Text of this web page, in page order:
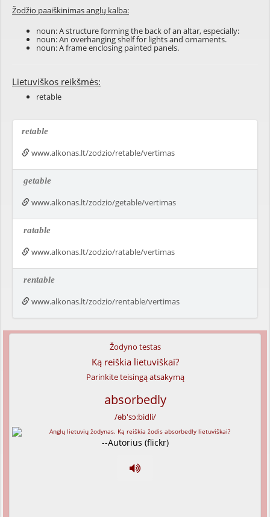
Žodžio paaiškinimas anglų kalba:
noun: A structure forming the back of an altar, especially:
noun: An overhanging shelf for lights and ornaments.
noun: A frame enclosing painted panels.
Lietuviškos reikšmės:
retable
retable
www.alkonas.lt/zodzio/retable/vertimas
getable
www.alkonas.lt/zodzio/getable/vertimas
ratable
www.alkonas.lt/zodzio/ratable/vertimas
rentable
www.alkonas.lt/zodzio/rentable/vertimas
Žodyno testas
Ką reiškia lietuviškai?
Parinkite teisingą atsakymą
absorbedly
/əb'sɔ:bidli/
--Autorius (flickr)